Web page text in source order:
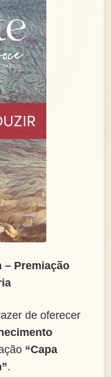
– Premiação
de oferecer
“Capa
.